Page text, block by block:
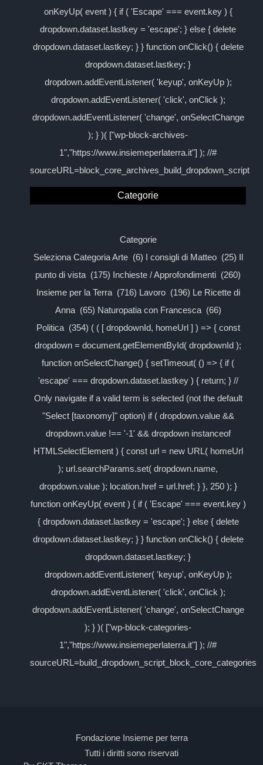
onKeyUp( event ) { if ( 'Escape' === event.key ) {
dropdown.dataset.lastkey = 'escape'; } else { delete
dropdown.dataset.lastkey; } } function onClick() { delete
dropdown.dataset.lastkey; }
dropdown.addEventListener( 'keyup', onKeyUp );
dropdown.addEventListener( 'click', onClick );
dropdown.addEventListener( 'change', onSelectChange
); } )( ["wp-block-archives-
1","https://www.insiemeperlaterra.it"] ); //#
sourceURL=block_core_archives_build_dropdown_script
Categorie
Categorie
Seleziona Categoria Arte (6) I consigli di Matteo (25) Il
punto di vista (175) Inchieste / Approfondimenti (260)
Insieme per la Terra (716) Lavoro (196) Le Ricette di
Anna (65) Naturopatia con Francesca (66)
Politica (354) ( ( [ dropdownId, homeUrl ] ) => { const
dropdown = document.getElementById( dropdownId );
function onSelectChange() { setTimeout( () => { if (
'escape' === dropdown.dataset.lastkey ) { return; } //
Only navigate if a valid term is selected (not the default
"Select [taxonomy]" option) if ( dropdown.value &&
dropdown.value !== '-1' && dropdown instanceof
HTMLSelectElement ) { const url = new URL( homeUrl
); url.searchParams.set( dropdown.name,
dropdown.value ); location.href = url.href; } }, 250 ); }
function onKeyUp( event ) { if ( 'Escape' === event.key )
{ dropdown.dataset.lastkey = 'escape'; } else { delete
dropdown.dataset.lastkey; } } function onClick() { delete
dropdown.dataset.lastkey; }
dropdown.addEventListener( 'keyup', onKeyUp );
dropdown.addEventListener( 'click', onClick );
dropdown.addEventListener( 'change', onSelectChange
); } )( ["wp-block-categories-
1","https://www.insiemeperlaterra.it"] ); //#
sourceURL=build_dropdown_script_block_core_categories
Fondazione Insieme per terra
Tutti i diritti sono riservati